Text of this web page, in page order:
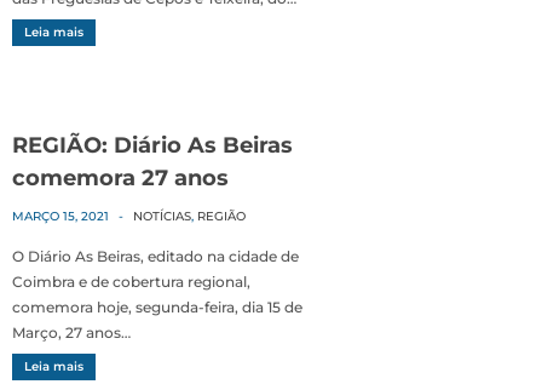
Leia mais
REGIÃO: Diário As Beiras
comemora 27 anos
MARÇO 15, 2021 - NOTÍCIAS, REGIÃO
O Diário As Beiras, editado na cidade de
Coimbra e de cobertura regional,
comemora hoje, segunda-feira, dia 15 de
Março, 27 anos…
Leia mais